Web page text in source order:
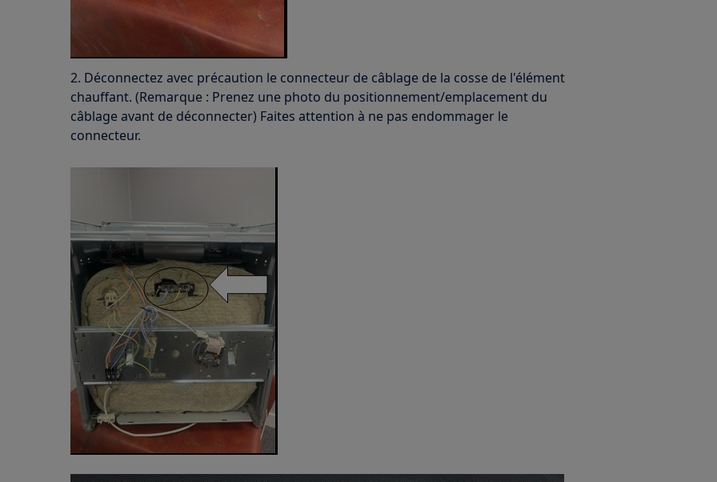
2. Déconnectez avec précaution le connecteur de câblage de la cosse de l'élément
chauffant. (Remarque : Prenez une photo du positionnement/emplacement du
câblage avant de déconnecter) Faites attention à ne pas endommager le
connecteur.